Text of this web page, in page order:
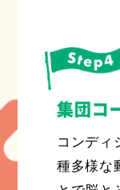
コンディ
種多様な